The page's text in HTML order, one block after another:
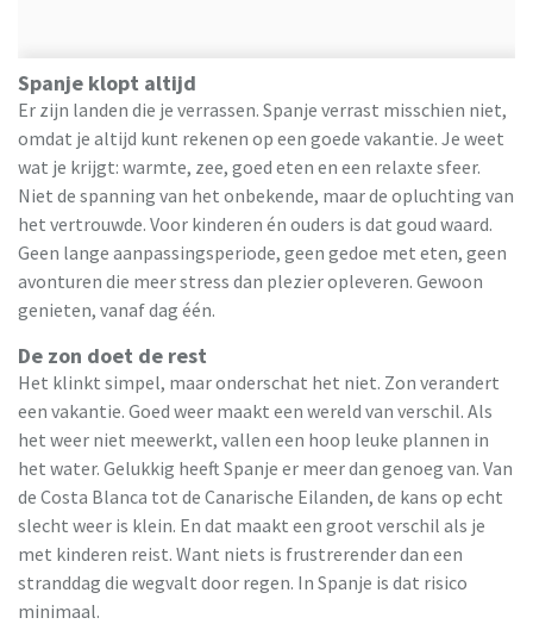
Spanje klopt altijd
Er zijn landen die je verrassen. Spanje verrast misschien niet,
omdat je altijd kunt rekenen op een goede vakantie. Je weet
wat je krijgt: warmte, zee, goed eten en een relaxte sfeer.
Niet de spanning van het onbekende, maar de opluchting van
het vertrouwde. Voor kinderen én ouders is dat goud waard.
Geen lange aanpassingsperiode, geen gedoe met eten, geen
avonturen die meer stress dan plezier opleveren. Gewoon
genieten, vanaf dag één.
De zon doet de rest
Het klinkt simpel, maar onderschat het niet. Zon verandert
een vakantie. Goed weer maakt een wereld van verschil. Als
het weer niet meewerkt, vallen een hoop leuke plannen in
het water. Gelukkig heeft Spanje er meer dan genoeg van. Van
de Costa Blanca tot de Canarische Eilanden, de kans op echt
slecht weer is klein. En dat maakt een groot verschil als je
met kinderen reist. Want niets is frustrerender dan een
stranddag die wegvalt door regen. In Spanje is dat risico
minimaal.